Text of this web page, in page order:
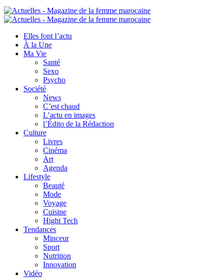
Elles font l’actu
À la Une
Ma Vie
Santé
Sexo
Psycho
Société
News
C’est chaud
L’actu en images
l’Édito de la Rédaction
Culture
Livres
Cinéma
Art
Agenda
Lifestyle
Beauté
Mode
Voyage
Cuisine
Hight Tech
Tendances
Minceur
Sport
Nutrition
Innovation
Vidéo